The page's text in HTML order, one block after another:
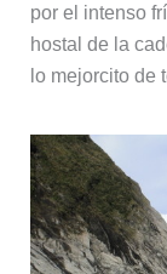
por el intenso
hostal de la
lo mejorcito de